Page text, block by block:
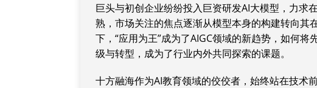
巨头与初创企业纷纷投入巨资研发AI大模型，力求
熟，市场关注的焦点逐渐从模型本身的构建转向其
下，“应用为王”成为了AIGC领域的新趋势，如何
级与转型，成为了行业内外共同探索的课题。
十方融海作为AI教育领域的佼佼者，始终站在技术